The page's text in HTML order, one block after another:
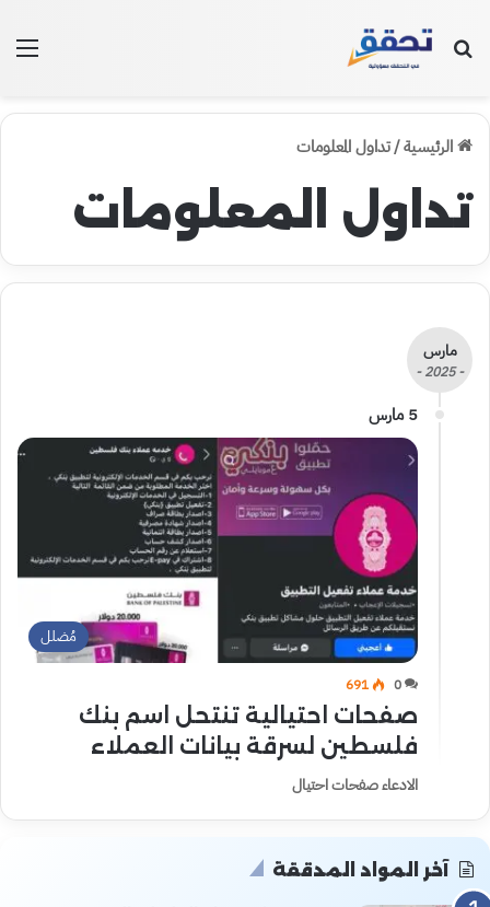
بحث عن
الرئيسية/تداول المعلومات
تداول المعلومات
مارس
- 2025 -
5 مارس
مُضلل
0
691
صفحات احتيالية تنتحل اسم بنك
فلسطين لسرقة بيانات العملاء
الادعاء صفحات احتيال
آخر المواد المدققة